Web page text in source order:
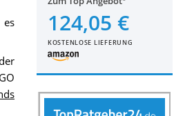
124,05 €
KOSTENLOSE LIEFERUNG
es